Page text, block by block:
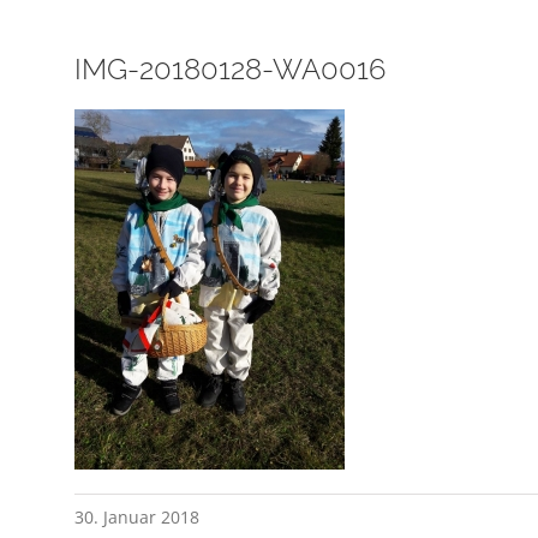
IMG-20180128-WA0016
30. Januar 2018